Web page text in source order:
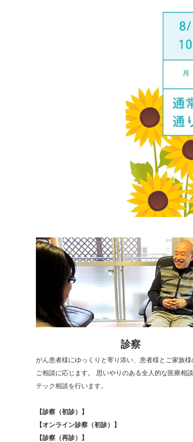
診察
がん患者様にゆっくりと寄り添い、患者様とご家族
ご相談に応じます。 思いやりのある全人的な医療相
テック相談を行います。
【診察（初診）】
【オンライン診察（初診）】
【診察（再診）】